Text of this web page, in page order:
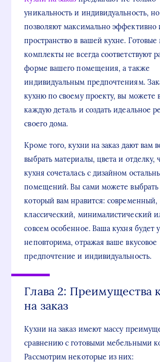
уникальность и индивидуальность,
позволяют максимально эффективно
пространство в вашей кухне.
комплекты не всегда соответствуют
форме вашего помещения, а также
индивидуальным предпочтениям.
кухню по своему проекту, вы можете
каждую деталь и создать идеальное
своего дома.
Кроме того, кухни на заказ дают вам
выбрать материалы, цвета и отделку,
кухня сочеталась с дизайном
помещений. Вы сами можете выбрать
который вам нравится: современный,
классический, минималистический
совсем особенное. Ваша кухня будет
неповторима, отражая ваше вкусовое
предпочтение и индивидуальность.
Глава 2: Преимущества
на заказ
Кухни на заказ имеют массу
сравнению с готовыми мебельными
Рассмотрим некоторые из них: